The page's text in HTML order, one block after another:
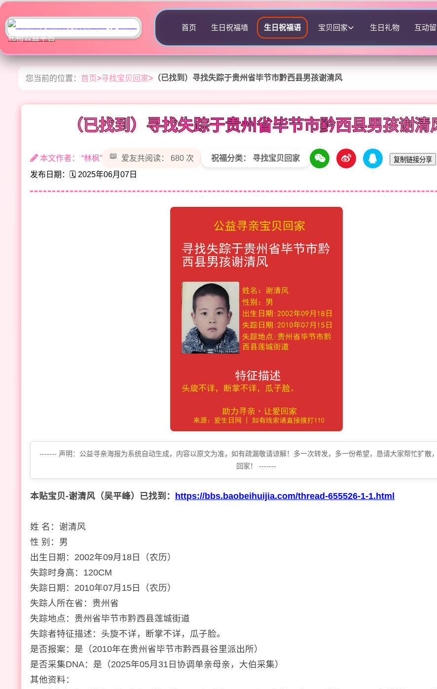
首页 生日祝福墙 生日祝福语 宝贝回家 生日礼物 互动
您当前的位置： 首页>寻找宝贝回家> （已找到）寻找失踪于贵州省毕节市黔西县男孩谢清风
（已找到）寻找失踪于贵州省毕节市黔西县男孩谢清
本文作者： “林枫” 爱友共阅读： 680 次 祝福分类： 寻找宝贝回家 复制链接分享
发布日期：🗓️ 2025年06月07日
------- 声明：公益寻亲海报为系统自动生成，内容以原文为准，如有疏漏敬请谅解！多一次转发，多一份希望，恳请大家帮忙扩散
回家！ -------
本贴宝贝-谢清风（吴平峰）已找到： https://bbs.baobeihuijia.com/thread-655526-1-1.html
姓 名：谢清风
性 别：男
出生日期：2002年09月18日（农历）
失踪时身高：120CM
失踪日期：2010年07月15日（农历）
失踪人所在省：贵州省
失踪地点：贵州省毕节市黔西县莲城街道
失踪者特征描述：头旋不详，断掌不详，瓜子脸。
是否报案：是（2010年在贵州省毕节市黔西县谷里派出所）
是否采集DNA：是（2025年05月31日协调单亲母亲，大伯采集）
其他资料：